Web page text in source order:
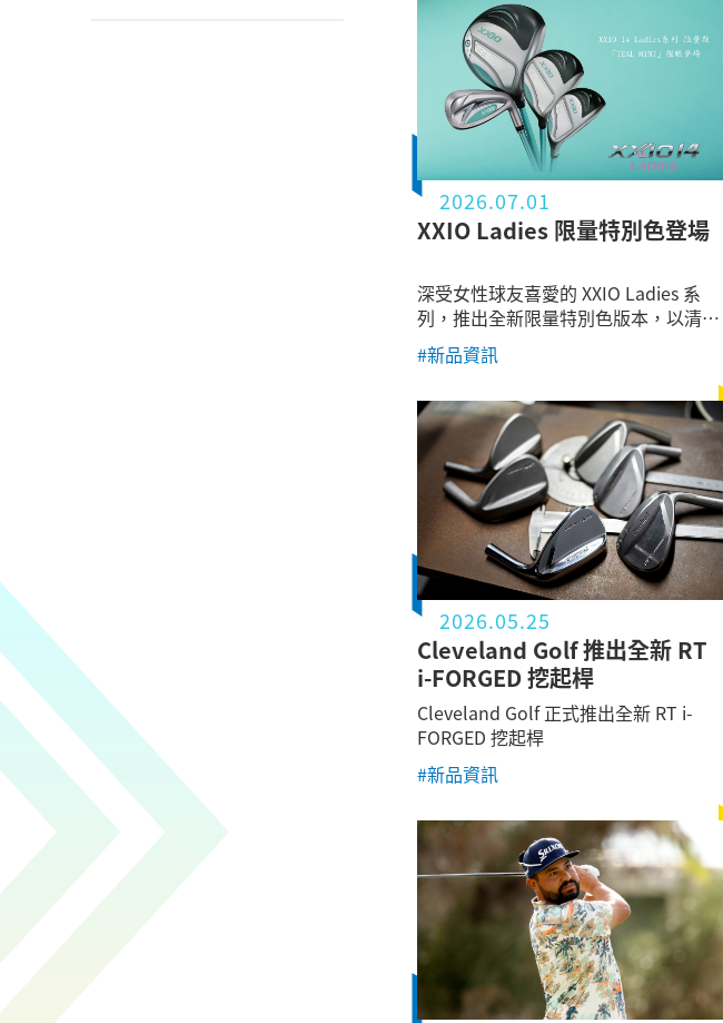
2026.07.01
XXIO Ladies 限量特別色登場
深受女性球友喜愛的 XXIO Ladies 系
列，推出全新限量特別色版本，以清新
優雅的「薄荷綠（Mint Green）」為設
計主軸，將高性能球桿與時尚美學完美
結合，讓每一次揮桿都成為球場上最亮
眼的風景。 此次限量特別色不僅涵蓋
Driver、Fairway Wood、Hybrid、
Iron 與 Putter 等完整球桿配置，更同
步推出專屬配色高爾夫桿袋，打造一致
性的高質感球場造型，滿足女性球友對
性能與品味的雙重追求。
#新品資訊
2026.05.25
Cleveland Golf 推出全新 RT
i-FORGED 挖起桿
Cleveland Golf 正式推出全新 RT i-
FORGED 挖起桿
#新品資訊